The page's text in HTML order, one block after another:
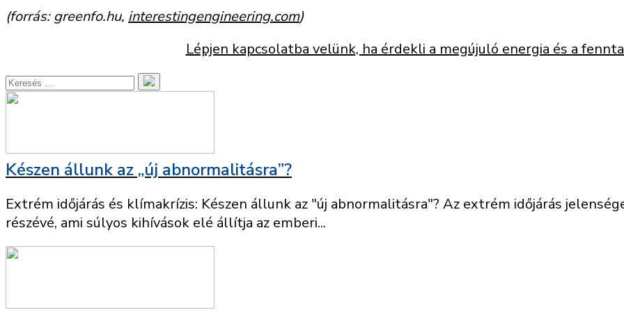
(forrás: greenfo.hu, interestingengineering.com)
Lépjen kapcsolatba velünk, ha érdekli a megújuló energia és a
Készen állunk az „új abnormalitásra”?
Extrém időjárás és klímakrízis: Készen állunk az "új abnormalitásra"? Az extrém időjárás
részévé, ami súlyos kihívások elé állítja az emberi...